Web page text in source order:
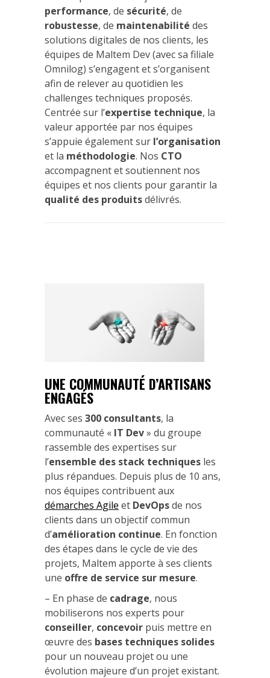
performance, de sécurité, de
robustesse, de maintenabilité des
solutions digitales de nos clients, les
équipes de Maltem Dev (avec sa filiale
Omnilog) s’engagent et s’organisent
afin de relever au quotidien les
challenges techniques proposés.
Centrée sur l’expertise technique, la
valeur apportée par nos équipes
s’appuie également sur l’organisation
et la méthodologie. Nos CTO
accompagnent et soutiennent nos
équipes et nos clients pour garantir la
qualité des produitsdélivrés.
UNE COMMUNAUTÉ D’ARTISANS
ENGAGÉS
Avec ses 300 consultants, la
communauté « IT Dev» du groupe
rassemble des expertises sur
l’ensemble des stack techniques les
plus répandues. Depuis plus de 10 ans,
nos équipes contribuent aux
démarches Agile et DevOpsde nos
clients dans un objectif commun
d’amélioration continue. En fonction
des étapes dans le cycle de vie des
projets, Maltem apporte à ses clients
une offre de service sur mesure.
– En phase de cadrage, nous
mobiliserons nos experts pour
conseiller, concevoir puis mettre en
œuvre des bases techniques solides
pour un nouveau projet ou une
évolution majeure d’un projet existant.